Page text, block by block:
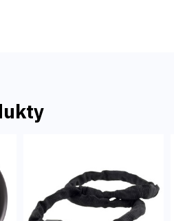
przy użyciu 4 cyfrowego szyfru,